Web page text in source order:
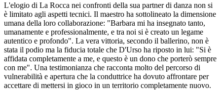
L'elogio di La Rocca nei confronti della sua partner di danza non si
è limitato agli aspetti tecnici. Il maestro ha sottolineato la dimensione
umana della loro collaborazione: "Barbara mi ha insegnato tanto,
umanamente e professionalmente, e tra noi si è creato un legame
autentico e profondo". La vera vittoria, secondo il ballerino, non è
stata il podio ma la fiducia totale che D'Urso ha riposto in lui: "Si è
affidata completamente a me, e questo è un dono che porterò sempre
con me". Una testimonianza che racconta molto del percorso di
vulnerabilità e apertura che la conduttrice ha dovuto affrontare per
accettare di mettersi in gioco in un territorio completamente nuovo.